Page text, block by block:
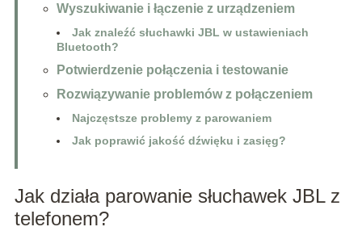
Wyszukiwanie i łączenie z urządzeniem
Jak znaleźć słuchawki JBL w ustawieniach
Bluetooth?
Potwierdzenie połączenia i testowanie
Rozwiązywanie problemów z połączeniem
Najczęstsze problemy z parowaniem
Jak poprawić jakość dźwięku i zasięg?
Jak działa parowanie słuchawek JBL z
telefonem?